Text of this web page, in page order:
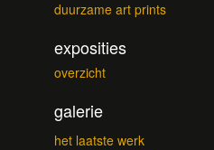
duurzame art prints
exposities
overzicht
galerie
het laatste werk